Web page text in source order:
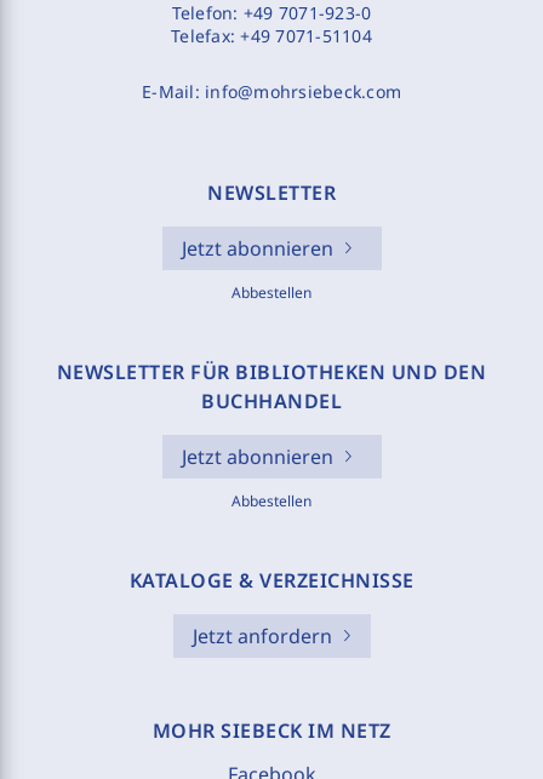
Telefon: +49 7071-923-0
Telefax:+49 7071-51104
E-Mail: info@mohrsiebeck.com
NEWSLETTER
Jetzt abonnieren
Abbestellen
NEWSLETTER FÜR BIBLIOTHEKEN UND DEN
BUCHHANDEL
Jetzt abonnieren
Abbestellen
KATALOGE & VERZEICHNISSE
Jetzt anfordern
MOHR SIEBECK IM NETZ